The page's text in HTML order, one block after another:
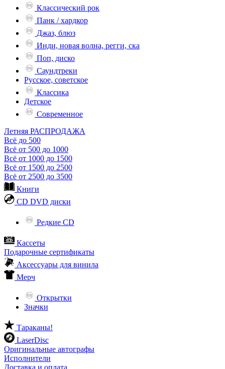
Классический рок
Панк / хардкор
Джаз, блюз
Инди, новая волна, регги, ска
Поп, диско
Саундтреки
Русское, советское
Классика
Детское
Современное
Летняя РАСПРОДАЖА
Всё до 500
Всё от 500 до 1000
Всё от 1000 до 1500
Всё от 1500 до 2500
Всё от 2500 до 3500
Книги
CD DVD диски
Редкие CD
Кассеты
Подарочные сертификаты
Аксессуары для винила
Мерч
Открытки
Значки
Тараканы!
LaserDisc
Оригинальные автографы
Исполнители
Доставка и оплата